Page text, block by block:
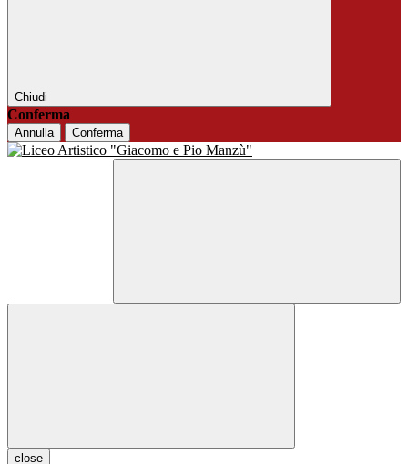
Chiudi
Conferma
Annulla Conferma
close